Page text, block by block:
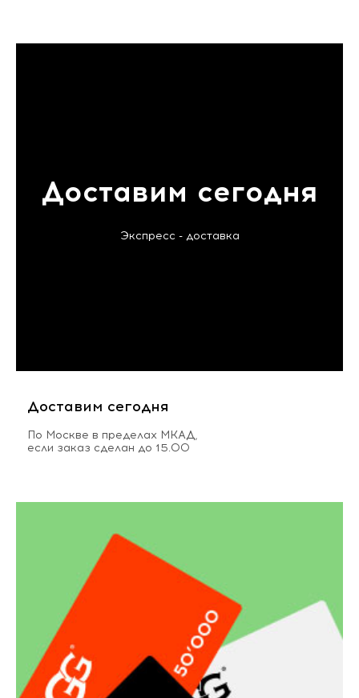
Доставим сегодня
Экспресс - доставка
Доставим сегодня
По Москве в пределах МКАД,
если заказ сделан до 15.00